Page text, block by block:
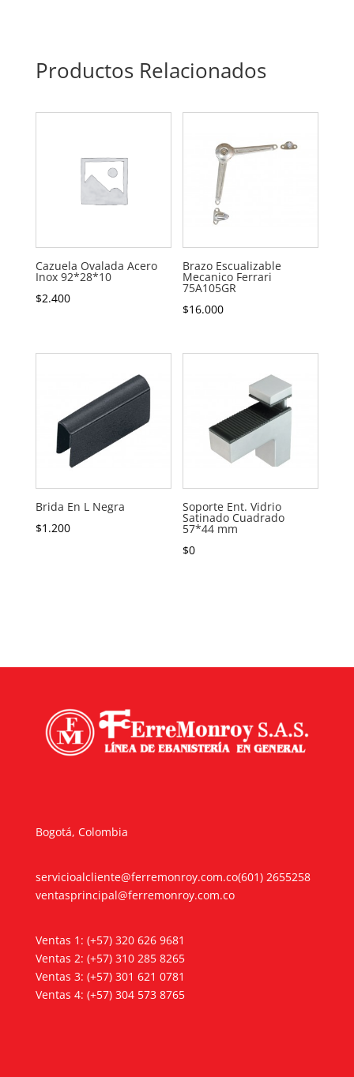
Productos Relacionados
Cazuela Ovalada Acero
Inox 92*28*10
$2.400
Brazo Escualizable
Mecanico Ferrari
75A105GR
$16.000
Brida En L Negra
$1.200
Soporte Ent. Vidrio
Satinado Cuadrado
57*44 mm
$0
Bogotá, Colombia
servicioalcliente@ferremonroy.com.co
ventasprincipal@ferremonroy.com.co
(601) 2655258
Ventas 1: (+57) 320 626 9681
Ventas 2: (+57) 310 285 8265
Ventas 3: (+57) 301 621 0781
Ventas 4: (+57) 304 573 8765